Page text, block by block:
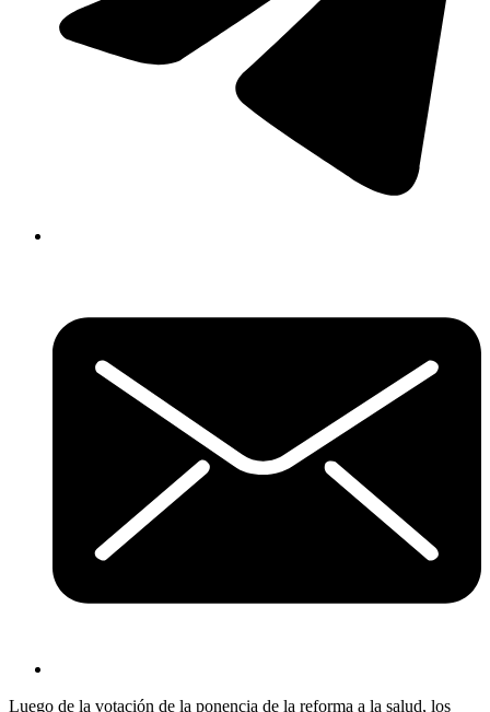
Luego de la votación de la ponencia de la reforma a la salud, los